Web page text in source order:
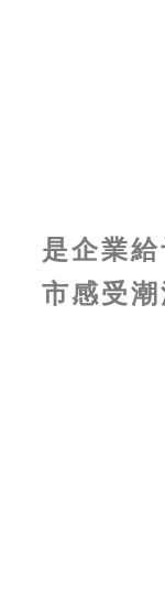
是企業
市感受